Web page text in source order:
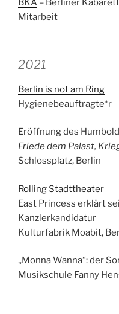
BKA – Berliner
Mitarbeit
2021
Berlin is not am Ring
Hygienebeauftragte*r
Eröffnung des
Friede dem Palast,
Schlossplatz, Berlin
Rolling Stadttheater
East Princess erklärt
Kanzlerkandidatur
Kulturfabrik Moabit,
„Monna Wanna“: der
Musikschule Fanny